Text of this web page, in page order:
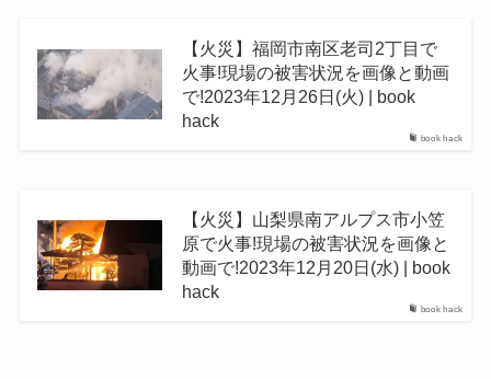
book hack
【火災】福岡市南区老司2丁目で
火事!現場の被害状況を画像と動画
で!2023年12月26日(火) | book
hack
book hack
【火災】山梨県南アルプス市小笠
原で火事!現場の被害状況を画像と
動画で!2023年12月20日(水) | book
hack